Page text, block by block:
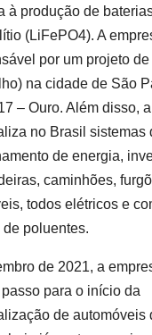
à produção de
(LiFePO4). A
por um projeto de
na cidade de São
– Ouro. Além disso,
no Brasil sistemas
de energia,
caminhões,
todos elétricos e
poluentes.
de 2021, a
para o início da
de automóveis